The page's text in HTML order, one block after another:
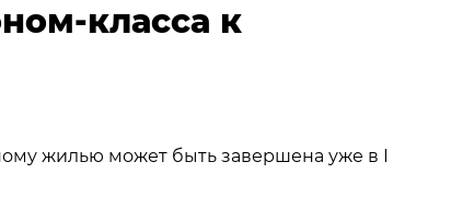
класса к
жилью может быть завершена уже в I